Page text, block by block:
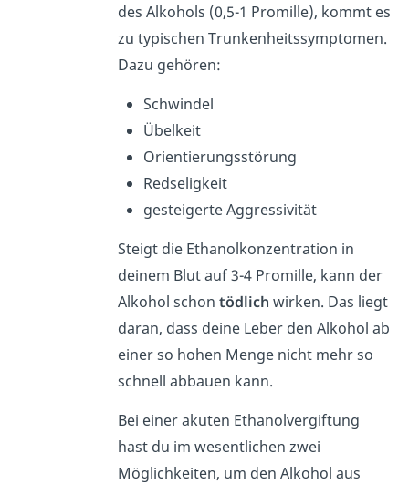
des Alkohols (0,5-1 Promille), kommt es
zu typischen Trunkenheitssymptomen.
Dazu gehören:
Schwindel
Übelkeit
Orientierungsstörung
Redseligkeit
gesteigerte Aggressivität
Steigt die Ethanolkonzentration in
deinem Blut auf 3-4 Promille, kann der
Alkohol schon tödlich wirken. Das liegt
daran, dass deine Leber den Alkohol ab
einer so hohen Menge nicht mehr so
schnell abbauen kann.
Bei einer akuten Ethanolvergiftung
hast du im wesentlichen zwei
Möglichkeiten, um den Alkohol aus